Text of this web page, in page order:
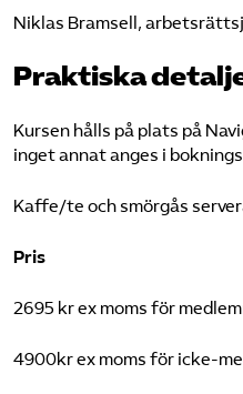
Niklas Bramsell,
Praktiska
Kursen hålls på plats på
inget annat anges i
Kaffe/te och smörgås
Pris
2695 kr ex moms för
4900kr ex moms för icke-